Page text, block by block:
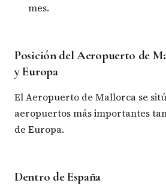
mes.
Posición del Aeropuerto de
y Europa
El Aeropuerto de Mallorca se
aeropuertos más importantes
de Europa.
Dentro de España